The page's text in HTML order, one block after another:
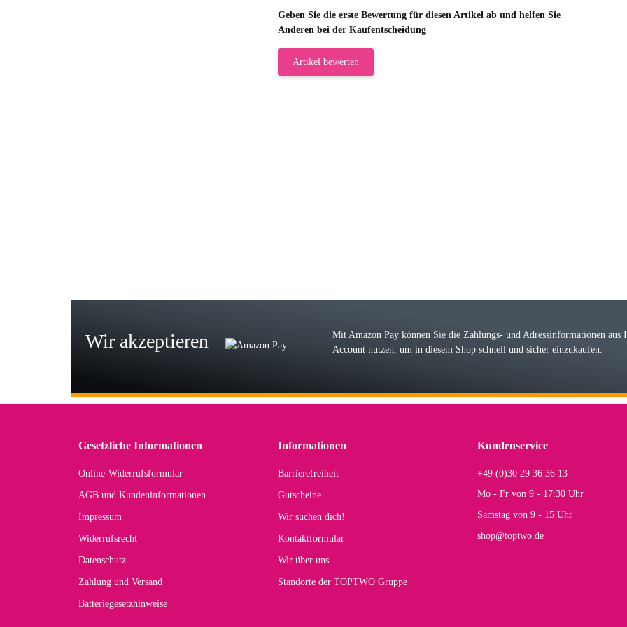
Geben Sie die erste Bewertung für diesen Artikel ab und helfen Sie
Anderen bei der Kaufentscheidung
Artikel bewerten
Der Koffer macht einen sehr soliden Eindruck. Die Zuverlässigkeit muss sich noch in
Hans E
Wir akzeptieren
Mit Amazon Pay können Sie die Zahlungs- und Adressinformationen aus
Account nutzen, um in diesem Shop schnell und sicher einzukaufen.
Gesetzliche Informationen
Online-Widerrufsformular
AGB und Kundeninformationen
Impressum
Widerrufsrecht
Datenschutz
Zahlung und Versand
Batteriegesetzhinweise
Informationen
Barrierefreiheit
Gutscheine
Wir suchen dich!
Kontaktformular
Wir über uns
Standorte der TOPTWO Gruppe
Kundenservice
+49 (0)30 29 36 36 13
Mo - Fr von 9 - 17:30 Uhr
Samstag von 9 - 15 Uhr
shop@toptwo.de